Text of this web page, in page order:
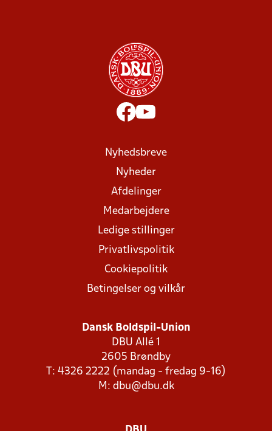
Nyhedsbreve
Nyheder
Afdelinger
Medarbejdere
Ledige stillinger
Privatlivspolitik
Cookiepolitik
Betingelser og vilkår
Dansk Boldspil-Union
DBU Allé 1
2605 Brøndby
T: 4326 2222 (mandag - fredag 9-16)
M: dbu@dbu.dk